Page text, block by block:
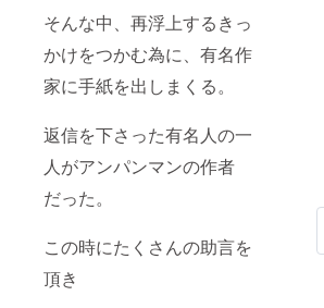
そんな中、再浮上するきっ
かけをつかむ為に、有名作
家に手紙を出しまくる。
返信を下さった有名人の一
人がアンパンマンの作者
だった。
この時にたくさんの助言を
頂き